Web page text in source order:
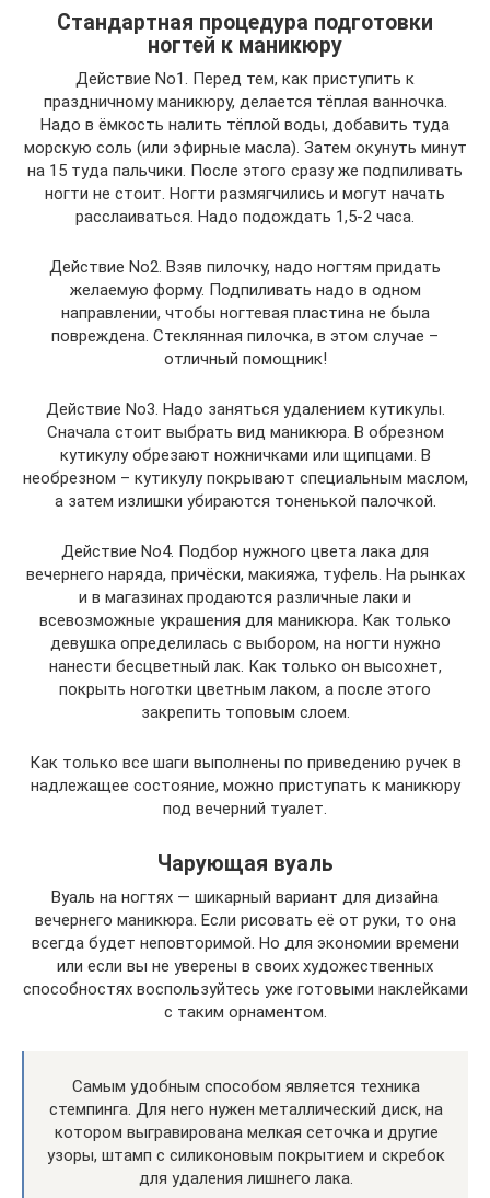
Стандартная процедура подготовки
ногтей к маникюру
Действие No1. Перед тем, как приступить к
праздничному маникюру, делается тёплая ванночка.
Надо в ёмкость налить тёплой воды, добавить туда
морскую соль (или эфирные масла). Затем окунуть минут
на 15 туда пальчики. После этого сразу же подпиливать
ногти не стоит. Ногти размягчились и могут начать
расслаиваться. Надо подождать 1,5-2 часа.
Действие No2. Взяв пилочку, надо ногтям придать
желаемую форму. Подпиливать надо в одном
направлении, чтобы ногтевая пластина не была
повреждена. Стеклянная пилочка, в этом случае –
отличный помощник!
Действие No3. Надо заняться удалением кутикулы.
Сначала стоит выбрать вид маникюра. В обрезном
кутикулу обрезают ножничками или щипцами. В
необрезном – кутикулу покрывают специальным маслом,
а затем излишки убираются тоненькой палочкой.
Действие No4. Подбор нужного цвета лака для
вечернего наряда, причёски, макияжа, туфель. На рынках
и в магазинах продаются различные лаки и
всевозможные украшения для маникюра. Как только
девушка определилась с выбором, на ногти нужно
нанести бесцветный лак. Как только он высохнет,
покрыть ноготки цветным лаком, а после этого
закрепить топовым слоем.
Как только все шаги выполнены по приведению ручек в
надлежащее состояние, можно приступать к маникюру
под вечерний туалет.
Чарующая вуаль
Вуаль на ногтях — шикарный вариант для дизайна
вечернего маникюра. Если рисовать её от руки, то она
всегда будет неповторимой. Но для экономии времени
или если вы не уверены в своих художественных
способностях воспользуйтесь уже готовыми наклейками
с таким орнаментом.
Самым удобным способом является техника
стемпинга. Для него нужен металлический диск, на
котором выгравирована мелкая сеточка и другие
узоры, штамп с силиконовым покрытием и скребок
для удаления лишнего лака.